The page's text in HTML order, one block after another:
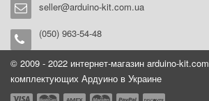
seller@arduino-kit.com.ua
(050) 963-54-48
© 2009 - 2022 интернет-магазин arduino-
комплектующих Ардуино в Украине